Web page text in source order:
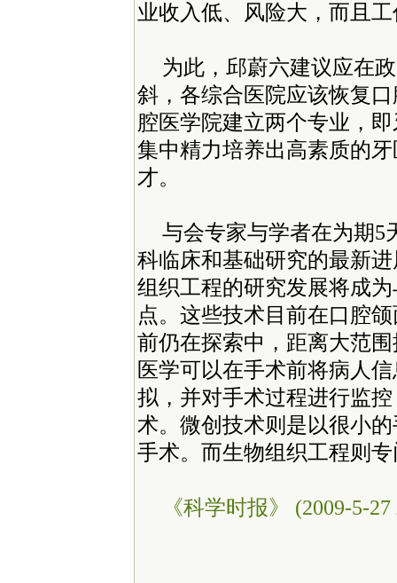
业收入低、风险大，而且工
为此，邱蔚六建议应在
斜，各综合医院应该恢复
腔医学院建立两个专业，
集中精力培养出高素质的
才。
与会专家与学者在为期5
科临床和基础研究的最新
组织工程的研究发展将成
点。这些技术目前在口腔
前仍在探索中，距离大范
医学可以在手术前将病人
拟，并对手术过程进行监
术。微创技术则是以很小
手术。而生物组织工程则
《科学时报》 (2009-5-